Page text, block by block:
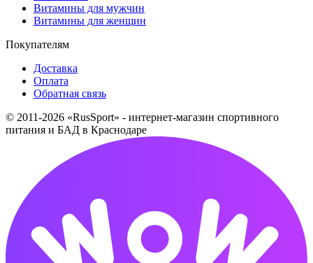
Витамины для мужчин
Витамины для женщин
Покупателям
Доставка
Оплата
Обратная связь
© 2011-2026 «RusSport» - интернет-магазин спортивного
питания и БАД в Краснодаре